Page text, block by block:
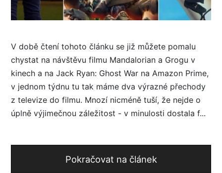
V době čtení tohoto článku se již můžete pomalu
chystat na návštěvu filmu Mandalorian a Grogu v
kinech a na Jack Ryan: Ghost War na Amazon Prime,
v jednom týdnu tu tak máme dva výrazné přechody
z televize do filmu. Mnozí nicméně tuší, že nejde o
úplně výjimečnou záležitost - v minulosti dostala f...
Pokračovat na článek